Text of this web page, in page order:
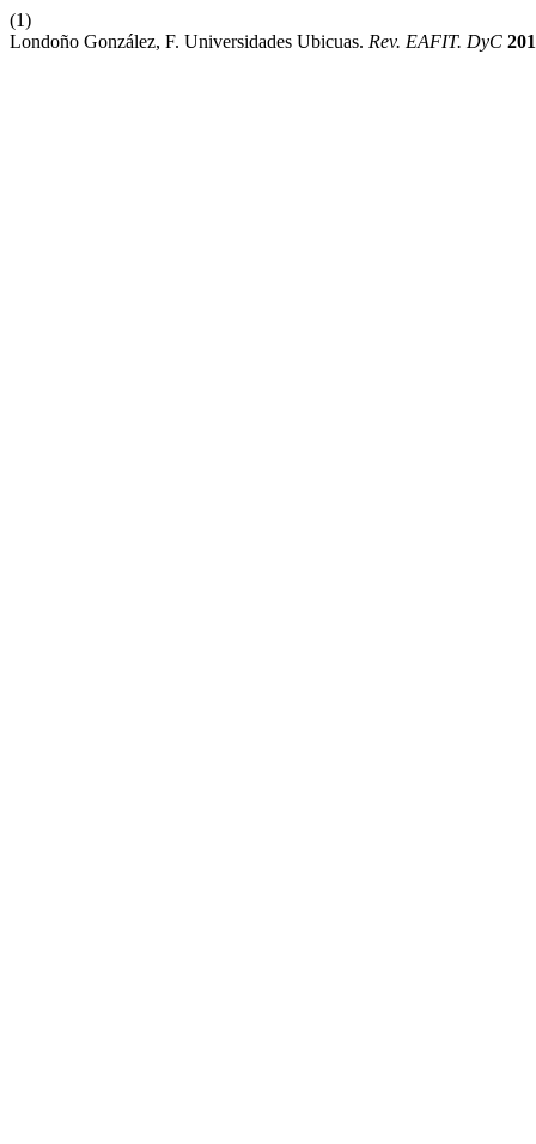
(1)
Londoño González, F. Universidades Ubicuas. Rev. EAFIT. DyC